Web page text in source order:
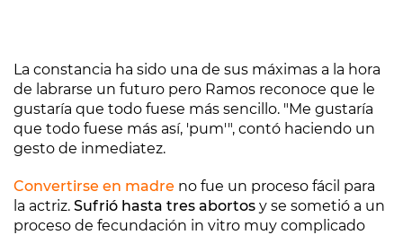
La constancia ha sido una de sus máximas a la hora
de labrarse un futuro pero Ramos reconoce que le
gustaría que todo fuese más sencillo. "Me gustaría
que todo fuese más así, 'pum'", contó haciendo un
gesto de inmediatez.
Convertirse en madre no fue un proceso fácil para
la actriz. Sufrió hasta tres abortos y se sometió a un
proceso de fecundación in vitro muy complicado